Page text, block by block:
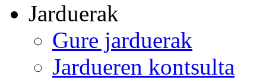
Jarduerak
Gure jarduerak
Jardueren kontsulta